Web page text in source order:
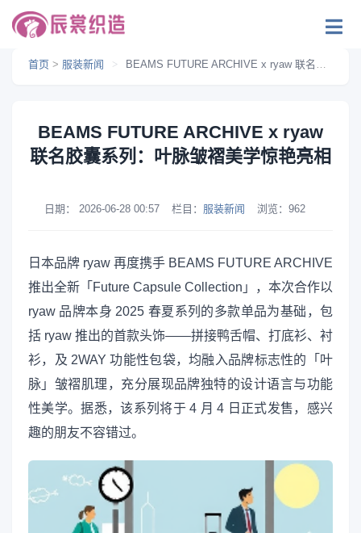
首页 > 服装新闻 > BEAMS FUTURE ARCHIVE x ryaw 联名胶囊系列：叶脉皱褶美学惊艳亮相
BEAMS FUTURE ARCHIVE x ryaw
联名胶囊系列：叶脉皱褶美学惊艳亮相
日期： 2026-06-28 00:57 栏目： 服装新闻 浏览： 962
日本品牌 ryaw 再度携手 BEAMS FUTURE ARCHIVE
推出全新「Future Capsule Collection」，本次合作以
ryaw 品牌本身 2025 春夏系列的多款单品为基础，包
括 ryaw 推出的首款头饰——拼接鸭舌帽、打底衫、衬
衫，及 2WAY 功能性包袋，均融入品牌标志性的「叶
脉」皱褶肌理，充分展现品牌独特的设计语言与功能
性美学。据悉，该系列将于 4 月 4 日正式发售，感兴
趣的朋友不容错过。